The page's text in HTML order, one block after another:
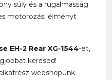
súly és a rugalmasság
motorozási élményt
EH-2 Rear XG-1544-et,
keresed!
webshopunk